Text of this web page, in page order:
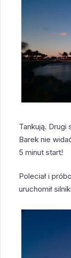
Tankują. Drugi
Barek nie
5 minut start!
Poleciał i
uruchomił